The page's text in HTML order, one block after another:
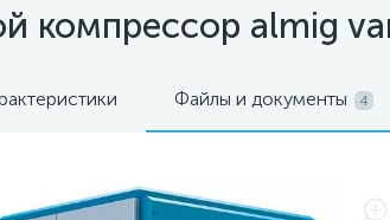
компрессор almig
Файлы и документы 4